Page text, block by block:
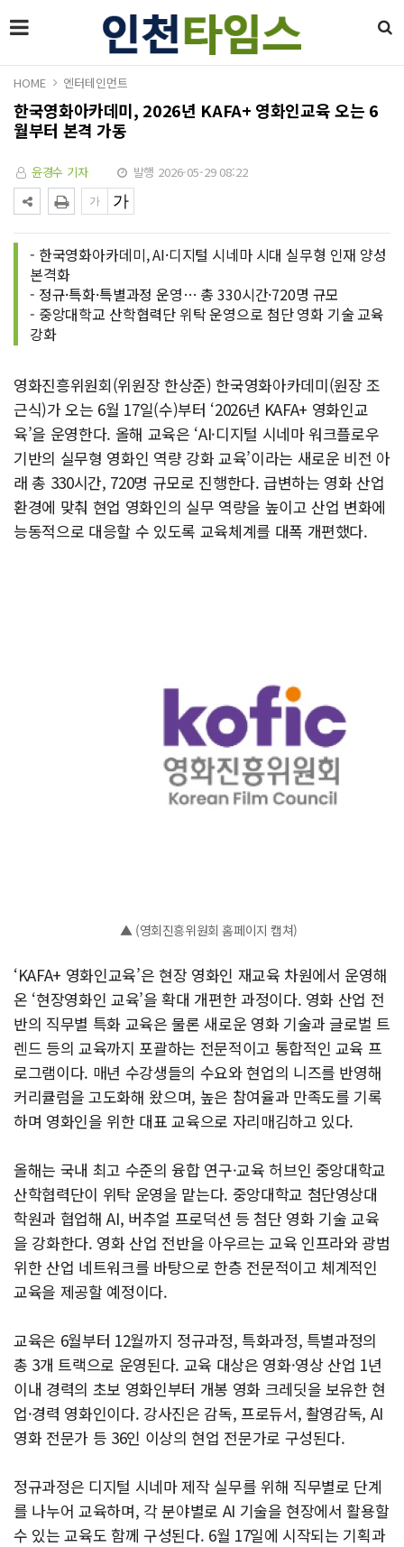
HOME 엔터테인먼트
한국영화아카데미, 2026년 KAFA+ 영화인교육 오는 6
월부터 본격 가동
윤경수 기자 발행 2026-05-29 08:22
- 한국영화아카데미, AI·디지털 시네마 시대 실무형 인재 양성
본격화
- 정규·특화·특별과정 운영… 총 330시간·720명 규모
- 중앙대학교 산학협력단 위탁 운영으로 첨단 영화 기술 교육
강화
영화진흥위원회(위원장 한상준) 한국영화아카데미(원장 조
근식)가 오는 6월 17일(수)부터 ‘2026년 KAFA+ 영화인교
육’을 운영한다. 올해 교육은 ‘AI·디지털 시네마 워크플로우
기반의 실무형 영화인 역량 강화 교육’이라는 새로운 비전 아
래 총 330시간, 720명 규모로 진행한다. 급변하는 영화 산업
환경에 맞춰 현업 영화인의 실무 역량을 높이고 산업 변화에
능동적으로 대응할 수 있도록 교육체계를 대폭 개편했다.
▲ (영회진흥위원회 홈페이지 캡쳐)
‘KAFA+ 영화인교육’은 현장 영화인 재교육 차원에서 운영해
온 ‘현장영화인 교육’을 확대 개편한 과정이다. 영화 산업 전
반의 직무별 특화 교육은 물론 새로운 영화 기술과 글로벌 트
렌드 등의 교육까지 포괄하는 전문적이고 통합적인 교육 프
로그램이다. 매년 수강생들의 수요와 현업의 니즈를 반영해
커리큘럼을 고도화해 왔으며, 높은 참여율과 만족도를 기록
하며 영화인을 위한 대표 교육으로 자리매김하고 있다.
올해는 국내 최고 수준의 융합 연구·교육 허브인 중앙대학교
산학협력단이 위탁 운영을 맡는다. 중앙대학교 첨단영상대
학원과 협업해 AI, 버추얼 프로덕션 등 첨단 영화 기술 교육
을 강화한다. 영화 산업 전반을 아우르는 교육 인프라와 광범
위한 산업 네트워크를 바탕으로 한층 전문적이고 체계적인
교육을 제공할 예정이다.
교육은 6월부터 12월까지 정규과정, 특화과정, 특별과정의
총 3개 트랙으로 운영된다. 교육 대상은 영화·영상 산업 1년
이내 경력의 초보 영화인부터 개봉 영화 크레딧을 보유한 현
업·경력 영화인이다. 강사진은 감독, 프로듀서, 촬영감독, AI
영화 전문가 등 36인 이상의 현업 전문가로 구성된다.
정규과정은 디지털 시네마 제작 실무를 위해 직무별로 단계
를 나누어 교육하며, 각 분야별로 AI 기술을 현장에서 활용할
수 있는 교육도 함께 구성된다. 6월 17일에 시작되는 기획과